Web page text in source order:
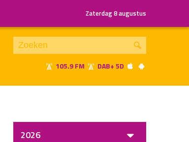
Zaterdag 8 augustus
105.9 FM DAB+ 5D
2026